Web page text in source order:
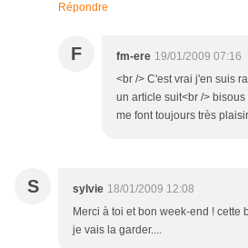
Répondre
F fm-ere 19/01/2009 07:16
<br /> C'est vrai j'en suis
un article suit<br />
me font toujours très
S sylvie 18/01/2009 12:08
Merci à toi et bon week-end ! cette
je vais la garder....